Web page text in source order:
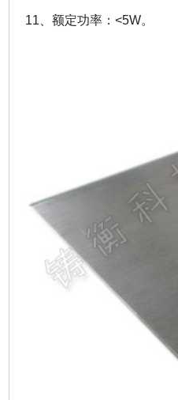
11、额定功率：<5W。